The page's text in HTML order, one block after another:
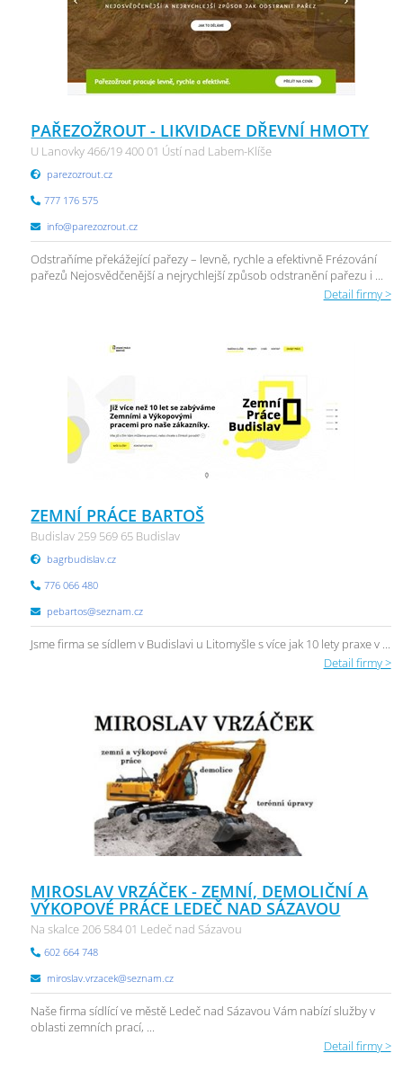
PAŘEZOŽROUT - LIKVIDACE DŘEVNÍ HMOTY
U Lanovky 466/19 400 01 Ústí nad Labem-Klíše
parezozrout.cz
777 176 575
info@parezozrout.cz
Odstraňíme překážející pařezy – levně, rychle a efektivně Frézování
pařezů Nejosvědčenější a nejrychlejší způsob odstranění pařezu i ...
Detail firmy >
ZEMNÍ PRÁCE BARTOŠ
Budislav 259 569 65 Budislav
bagrbudislav.cz
776 066 480
pebartos@seznam.cz
Jsme firma se sídlem v Budislavi u Litomyšle s více jak 10 lety praxe v ...
Detail firmy >
MIROSLAV VRZÁČEK - ZEMNÍ, DEMOLIČNÍ A
VÝKOPOVÉ PRÁCE LEDEČ NAD SÁZAVOU
Na skalce 206 584 01 Ledeč nad Sázavou
602 664 748
miroslav.vrzacek@seznam.cz
Naše firma sídlící ve městě Ledeč nad Sázavou Vám nabízí služby v
oblasti zemních prací, ...
Detail firmy >